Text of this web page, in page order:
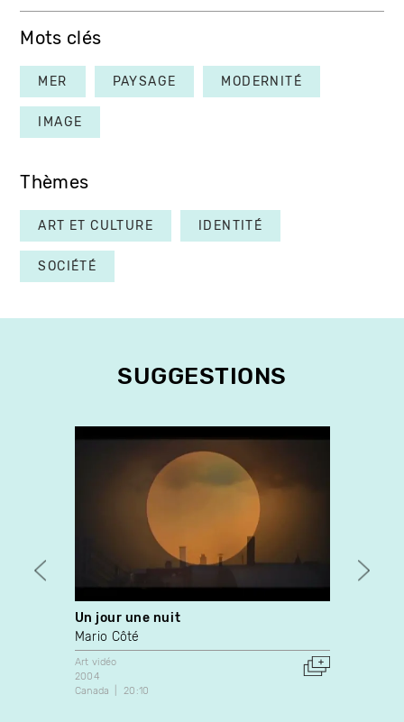
Mots clés
MER PAYSAGE MODERNITÉ
IMAGE
Thèmes
ART ET CULTURE IDENTITÉ
SOCIÉTÉ
SUGGESTIONS
Un jour une nuit
Mario Côté
Art vidéo
2004
Canada
20:10